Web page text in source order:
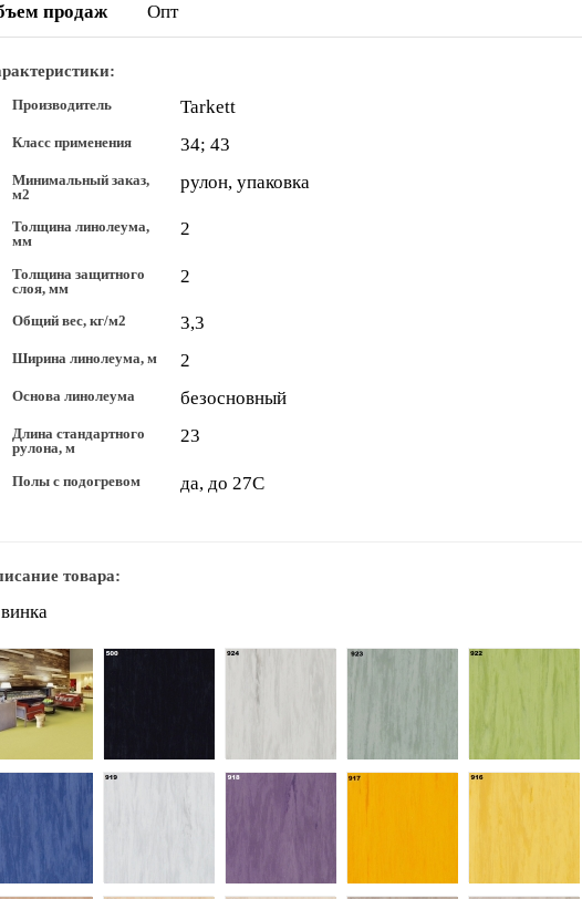
продаж Опт
Производитель Tarkett
Класс применения 34; 43
Минимальный заказ,
м2
рулон, упаковка
Толщина линолеума,
мм
2
Толщина защитного
слоя, мм
2
Общий вес, кг/м2 3,3
Ширина линолеума, м 2
Основа линолеума безосновный
Длина стандартного
рулона, м
23
Полы с подогревом да, до 27С
товара: